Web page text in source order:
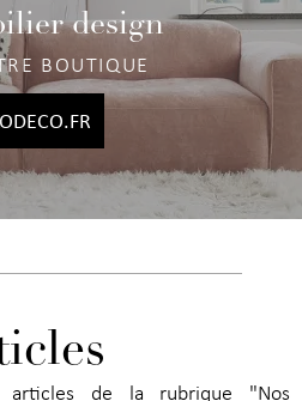
design
BOUTIQUE
articles de la rubrique "Nos